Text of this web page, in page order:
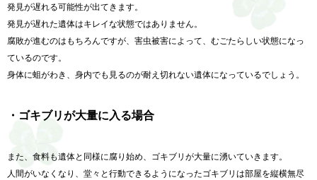
発見が遅れる可能性が出てきます。
発見が遅れた遺体はキレイな状態ではありません。
腐敗が進むのはもちろんですが、害虫被害によって、むごたらしい状態になっ
ているのです。
身体に蛆がわき、身内でも見るのが耐え切れない遺体になっているでしょう。
・ゴキブリが大量に入る場合
また、食料も遺体と同様に腐り始め、ゴキブリが大量に湧いていきます。
人間がいなくなり、堂々と行動できるようになったゴキブリは部屋を縦横無尽